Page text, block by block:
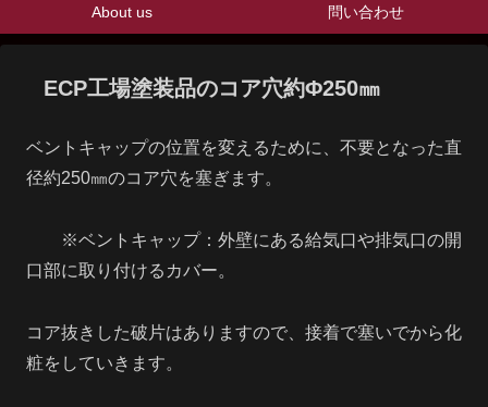
About us 問い合わせ
ECP工場塗装品のコア穴約Φ250㎜
ベントキャップの位置を変えるために、不要となった直
径約250㎜のコア穴を塞ぎます。
※ベントキャップ：外壁にある給気口や排気口の開
口部に取り付けるカバー。
コア抜きした破片はありますので、接着で塞いでから化
粧をしていきます。